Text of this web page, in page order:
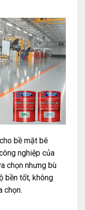
bề mặt bê
nghiệp của
chọn nhưng bù
bền tốt, không
chọn.